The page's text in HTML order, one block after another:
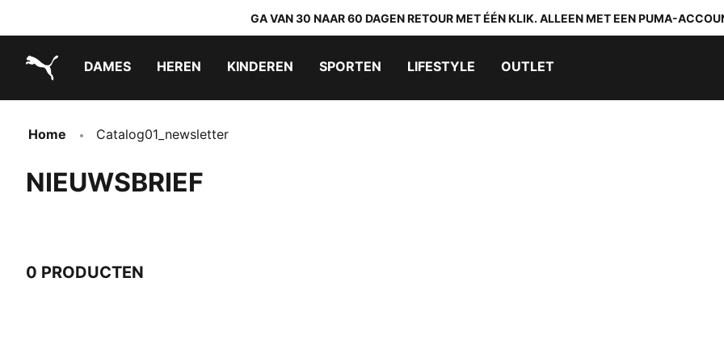
GA VAN 30 NAAR 60 DAGEN RETOUR MET ÉÉN KLIK. ALLEEN MET EEN PUMA-
DAMES HEREN KINDEREN SPORTEN LIFESTYLE OUTLET
Home Catalog01_newsletter
NIEUWSBRIEF
0 PRODUCTEN